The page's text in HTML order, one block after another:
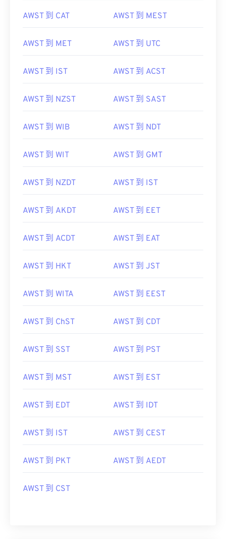
AWST 到 CAT AWST 到 MEST
AWST 到 MET AWST 到 UTC
AWST 到 IST AWST 到 ACST
AWST 到 NZST AWST 到 SAST
AWST 到 WIB AWST 到 NDT
AWST 到 WIT AWST 到 GMT
AWST 到 NZDT AWST 到 IST
AWST 到 AKDT AWST 到 EET
AWST 到 ACDT AWST 到 EAT
AWST 到 HKT AWST 到 JST
AWST 到 WITA AWST 到 EEST
AWST 到 ChST AWST 到 CDT
AWST 到 SST AWST 到 PST
AWST 到 MST AWST 到 EST
AWST 到 EDT AWST 到 IDT
AWST 到 IST AWST 到 CEST
AWST 到 PKT AWST 到 AEDT
AWST 到 CST